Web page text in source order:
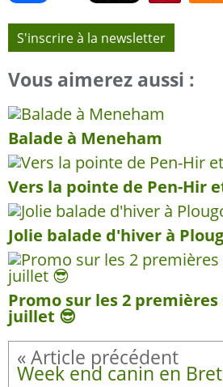
S'inscrire à la newsletter
Vous aimerez aussi :
Balade à Meneham
Vers la pointe de Pen-Hir
Jolie balade d'hiver à
Promo sur les 2
juillet 😎
Week end canin en